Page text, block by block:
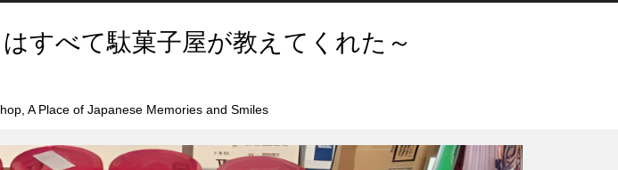
すべて駄菓子屋が教えてくれた～
A Place of Japanese Memories and Smiles